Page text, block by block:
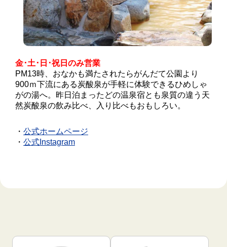
金･土･日･祝日のみ営業
PM13時、おなかも満たされたらがんだて公園より
900ｍ下流にある炭酸泉が手軽に体験できるひめしゃ
がの湯へ。昨日泊まったどの温泉宿とも泉質の違う天
然炭酸泉の飲み比べ、入り比べもおもしろい。
公式ホームページ
公式Instagram